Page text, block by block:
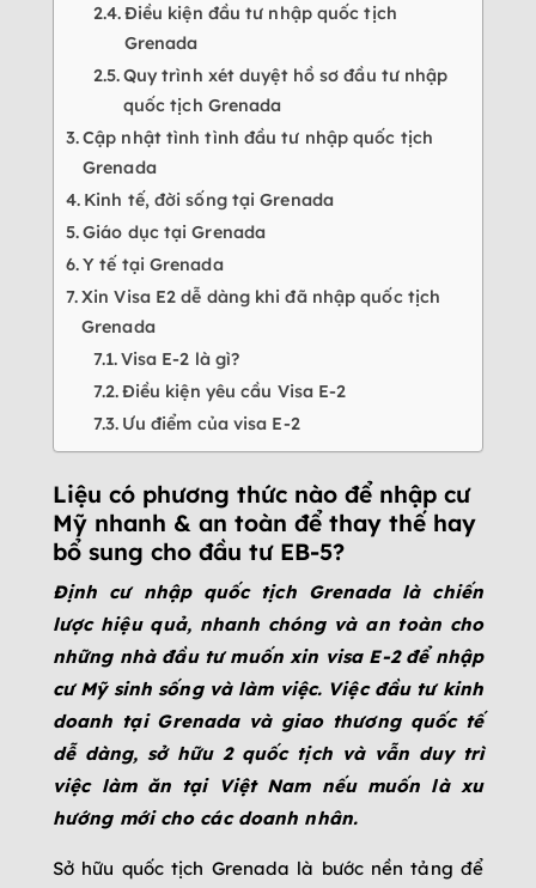
Điều kiện đầu tư nhập quốc tịch
Grenada
Quy trình xét duyệt hồ sơ đầu tư nhập
quốc tịch Grenada
Cập nhật tình tình đầu tư nhập quốc tịch
Grenada
Kinh tế, đời sống tại Grenada
Giáo dục tại Grenada
Y tế tại Grenada
Xin Visa E2 dễ dàng khi đã nhập quốc tịch
Grenada
Visa E-2 là gì?
Điều kiện yêu cầu Visa E-2
Ưu điểm của visa E-2
Liệu có phương thức nào để nhập cư
Mỹ nhanh & an toàn để thay thế hay
bổ sung cho đầu tư EB-5?
Định cư nhập quốc tịch Grenada là chiến
lược hiệu quả, nhanh chóng và an toàn cho
những nhà đầu tư muốn xin visa E-2 để nhập
cư Mỹ sinh sống và làm việc. Việc đầu tư kinh
doanh tại Grenada và giao thương quốc tế
dễ dàng, sở hữu 2 quốc tịch và vẫn duy trì
việc làm ăn tại Việt Nam nếu muốn là xu
hướng mới cho các doanh nhân.
Sở hữu quốc tịch Grenada là bước nền tảng để